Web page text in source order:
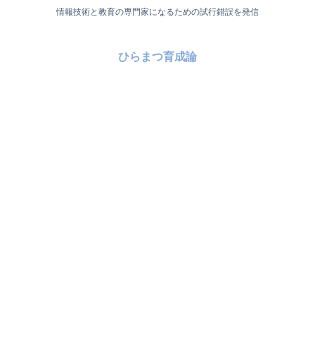
情報技術と教育の専門家になるための試行錯誤を発信
ひらまつ育成論